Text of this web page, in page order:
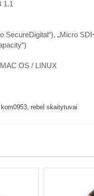
1.1
„Micro
OS / LINUX
kom0953, rebel skaitytuvai